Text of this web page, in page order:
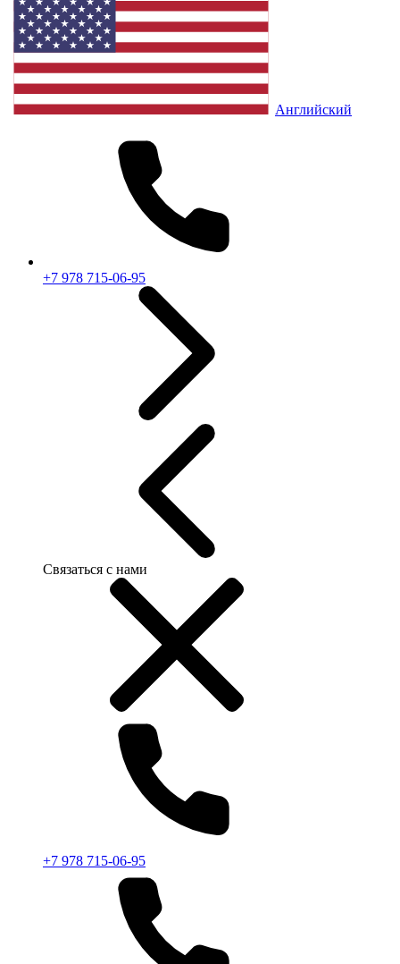
Английский
+7 978 715-06-95
Связаться с нами
+7 978 715-06-95